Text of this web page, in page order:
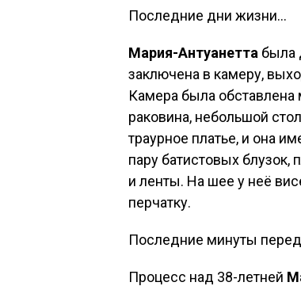
Последние дни жизни…
Мария-Антуанетта была
заключена в камеру,
Камера была
раковина, небольшой
траурное платье, и она
пару батистовых блузок,
и ленты. На шее у неё
перчатку.
Последние минуты
Процесс над 38-летней